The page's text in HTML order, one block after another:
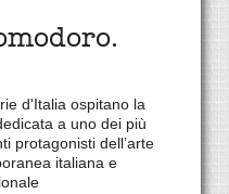
d'Italia ospitano la
a uno dei più
protagonisti dell’arte
italiana e